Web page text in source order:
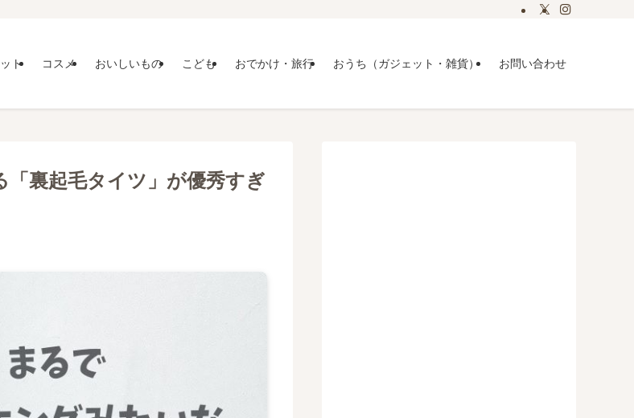
ト コスメ おいしいもの こども おでかけ・旅行 おうち（ガジェット・雑貨） お問い合わせ
「裏起毛タイツ」が優秀すぎ